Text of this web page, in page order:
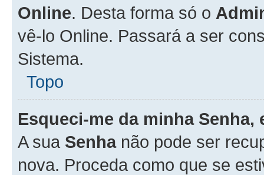
Online. Desta forma só o
vê-lo Online. Passará a ser
Sistema.
Topo
Esqueci-me da minha Senha,
A sua Senhanão pode ser
nova. Proceda como que se